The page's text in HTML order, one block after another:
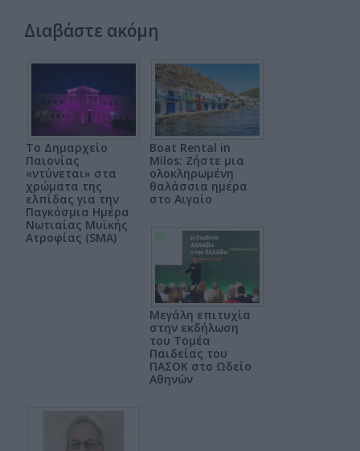
Διαβάστε ακόμη
Το Δημαρχείο
Παιονίας
«ντύνεται» στα
χρώματα της
ελπίδας για την
Παγκόσμια Ημέρα
Νωτιαίας Μυϊκής
Ατροφίας (SMA)
Boat Rental in
Milos: Ζήστε μια
ολοκληρωμένη
θαλάσσια ημέρα
στο Αιγαίο
Μεγάλη επιτυχία
στην εκδήλωση
του Τομέα
Παιδείας του
ΠΑΣΟΚ στο Ωδείο
Αθηνών